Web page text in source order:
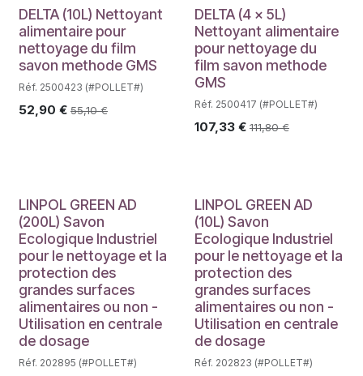
DELTA (10L) Nettoyant
alimentaire pour
nettoyage du film
savon methode GMS
Réf. 2500423 (#POLLET#)
52,90 € 55,10€
DELTA (4 x 5L)
Nettoyant alimentaire
pour nettoyage du
film savon methode
GMS
Réf. 2500417 (#POLLET#)
107,33€ 111,80€
LINPOL GREEN AD
(200L) Savon
Ecologique Industriel
pour le nettoyage et la
protection des
grandes surfaces
alimentaires ou non -
Utilisation en centrale
de dosage
Réf. 202895 (#POLLET#)
LINPOL GREEN AD
(10L) Savon
Ecologique Industriel
pour le nettoyage et la
protection des
grandes surfaces
alimentaires ou non -
Utilisation en centrale
de dosage
Réf. 202823 (#POLLET#)